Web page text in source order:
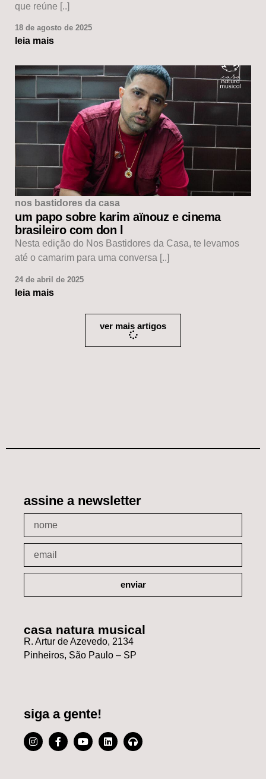
que reúne [..]
18 de agosto de 2025
leia mais
nos bastidores da casa
um papo sobre karim aïnouz e cinema
brasileiro com don l
Nesta edição do Nos Bastidores da Casa, te levamos
até o camarim para uma conversa [..]
24 de abril de 2025
leia mais
ver mais artigos
assine a newsletter
enviar
casa natura musical
R. Artur de Azevedo, 2134
Pinheiros, São Paulo – SP
siga a gente!